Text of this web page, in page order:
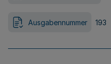
Ausgabennummer 193